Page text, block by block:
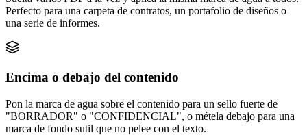
Perfecto para una carpeta de contratos, un portafolio de diseños o
una serie de informes.
Encima o debajo del contenido
Pon la marca de agua sobre el contenido para un sello fuerte de
"BORRADOR" o "CONFIDENCIAL", o métela debajo para una
marca de fondo sutil que no pelee con el texto.